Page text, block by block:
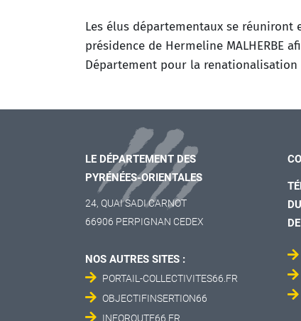
Les élus départementaux se réuniront
présidence de Hermeline MALHERBE
Département pour la renationalisation
LE DÉPARTEMENT DES
PYRÉNÉES-ORIENTALES
24, QUAI SADI CARNOT
66906 PERPIGNAN CEDEX
NOS AUTRES SITES :
PORTAIL-COLLECTIVITES66.FR
OBJECTIFINSERTION66
INFOROUTE66.FR